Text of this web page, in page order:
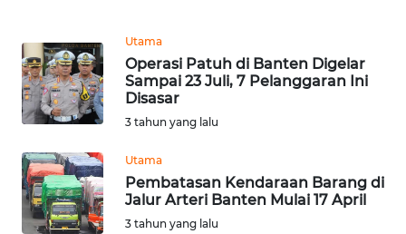
Utama
Operasi Patuh di Banten Digelar
Sampai 23 Juli, 7 Pelanggaran Ini
Disasar
3 tahun yang lalu
Utama
Pembatasan Kendaraan Barang di
Jalur Arteri Banten Mulai 17 April
3 tahun yang lalu
WN
SULUT
WN
WN
MALUT